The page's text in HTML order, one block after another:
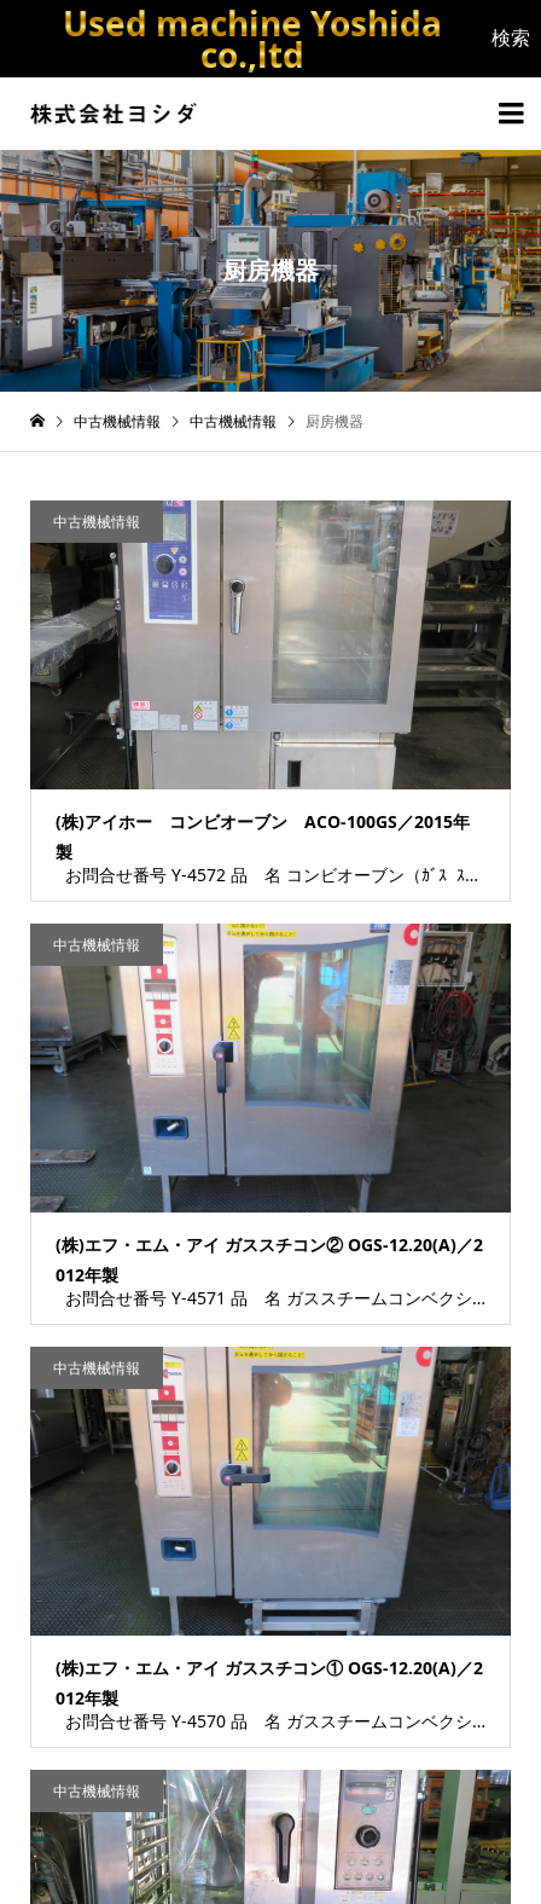
Used machine Yoshida
co.,ltd


厨房機器
中古機械情報 中古機械情報 厨房機器
(株)アイホー コンビオーブン ACO-100GS／2015年
製
お問合せ番号 Y-4572 品 名 コンビオーブン（ｶﾞｽ ｽﾁｰﾑｺﾝﾍﾞｸｼｮﾝ...
中古機械情報
(株)エフ・エム・アイ ガススチコン② OGS-12.20(A)／2
012年製
お問合せ番号 Y-4571 品 名 ガススチームコンベクションオーブン 型 式 OGS...
中古機械情報
(株)エフ・エム・アイ ガススチコン① OGS-12.20(A)／2
012年製
お問合せ番号 Y-4570 品 名 ガススチームコンベクションオーブン 型 式 OGS...
中古機械情報
中古機械情報